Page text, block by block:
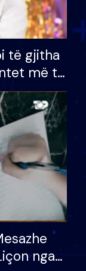
të gjitha
më të
Do më
nga